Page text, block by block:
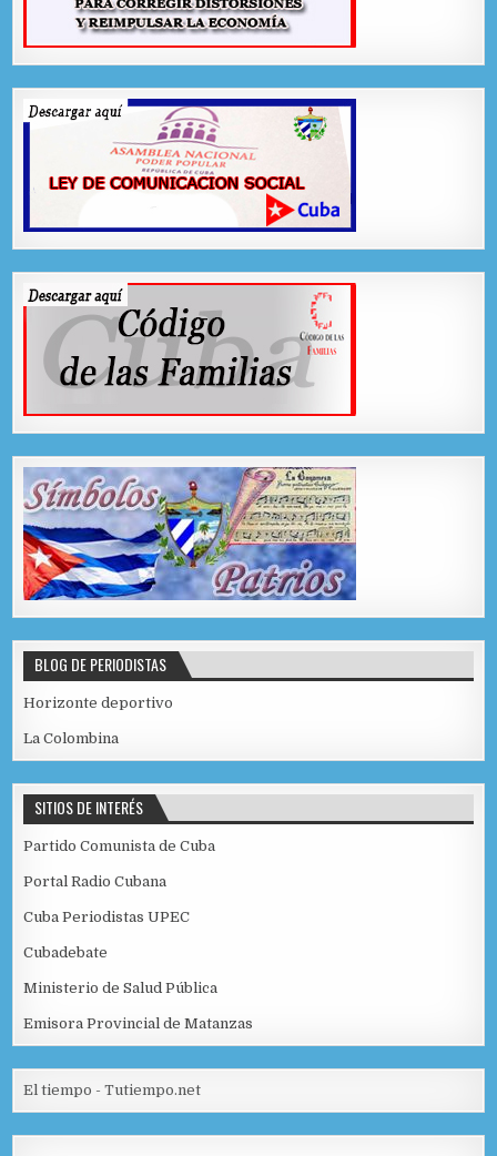
BLOG DE PERIODISTAS
Horizonte deportivo
La Colombina
SITIOS DE INTERÉS
Partido Comunista de Cuba
Portal Radio Cubana
Cuba Periodistas UPEC
Cubadebate
Ministerio de Salud Pública
Emisora Provincial de Matanzas
El tiempo - Tutiempo.net